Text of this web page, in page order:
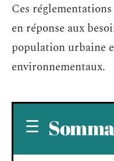
Ces
en réponse aux
population urbaine
environnementaux.